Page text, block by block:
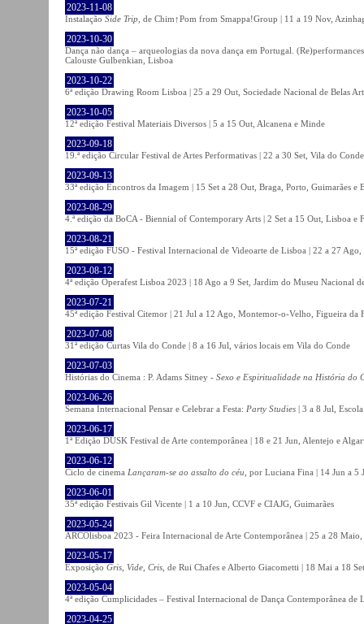
2023-11-08
Instalação Side Trip , de Chim↑Pom from Smappa!Group | 11 a 19 Nov,
2023-10-30
Dança não dança – arqueologias da nova dança em Portugal.
Calouste Gulbenkian, Lisboa
2023-10-22
6ª edição Drawing Room Lisboa | 25 a 29 Out, Sociedade Nacional de Belas
2023-10-05
12ª edição Festival Materiais Diversos | 5 a 15 Out, Alcanena e Minde
2023-09-18
19.ª edição Circular Festival de Artes Performativas | 22 a 30 Set, Vila do Conde
2023-09-13
33ª edição Encontros da Imagem | 15 Set a 28 Out, Braga, Porto, Guimarães e
2023-08-29
4.ª edição da BoCA - Biennial of Contemporary Arts | 2 Set a 15 Out, Lisboa e
2023-08-21
15ª edição FUSO - Festival Internacional de Videoarte de Lisboa | 22 a 27
2023-08-12
4ª edição Operafest Lisboa 2023 | 18 Ago a 9 Set, Jardim do Museu Nacional
2023-07-21
45ª edição Festival Citemor | 21 Jul a 12 Ago, Montemor-o-Velho, Figueira da
2023-07-08
31ª edição Curtas Vila do Conde | 8 a 16 Jul, vários locais em Vila do Conde
2023-07-03
Histórias do Cinema : P. Adams Sitney - Sexo e Espiritualidade na História do
2023-06-26
Semana Internacional Pensar e Celebrar a Festa: Party Studies | 3 a 8 Jul,
2023-06-17
1ª Edição DUSK Festival de Arte contemporânea | 18 e 21 Jun, Alentejo e
2023-06-12
Ciclo de cinema Lançaram-se ao assalto do céu , por Luciana Fina | 14 Jun a 5
2023-06-01
35ª edição Festivais Gil Vicente | 1 a 10 Jun, CCVF e CIAJG, Guimarães
2023-05-24
ARCOlisboa 2023 - Feira Internacional de Arte Contemporânea | 25 a 28
2023-05-17
Exposição Gris, Vide, Cris , de Rui Chafes e Alberto Giacometti | 18 Mai a 18
2023-05-04
4ª edição Cumplicidades – Festival Internacional de Dança Contemporânea
2023-04-25